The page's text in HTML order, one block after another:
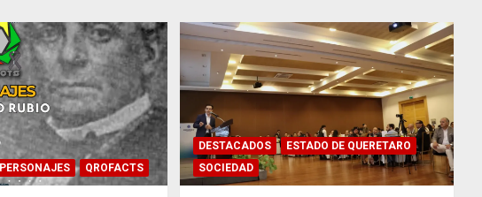
PERSONAJES QROFACTS
DESTACADOS
ESTADO DE QUERETARO
SOCIEDAD